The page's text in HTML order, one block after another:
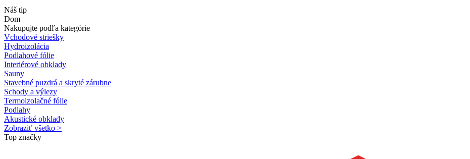
Náš tip
Dom
Nakupujte podľa kategórie
Vchodové striešky
Hydroizolácia
Podlahové fólie
Interiérové obklady
Sauny
Stavebné puzdrá a skryté zárubne
Schody a výlezy
Termoizolačné fólie
Podlahy
Akustické obklady
Zobraziť všetko >
Top značky